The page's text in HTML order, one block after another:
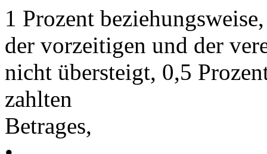
1 Prozent
der vorzeitigen und der
nicht übersteigt, 0,5
zahlten
Betrages,